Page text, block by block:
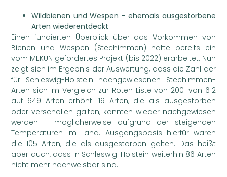
Wildbienen und Wespen – ehemals ausgestorbene
Arten wiederentdeckt
Einen fundierten Überblick über das Vorkommen von
Bienen und Wespen (Stechimmen) hatte bereits ein
vom MEKUN gefördertes Projekt (bis 2022) erarbeitet. Nun
zeigt sich im Ergebnis der Auswertung, dass die Zahl der
für Schleswig-Holstein nachgewiesenen Stechimmen-
Arten sich im Vergleich zur Roten Liste von 2001 von 612
auf 649 Arten erhöht. 19 Arten, die als ausgestorben
oder verschollen galten, konnten wieder nachgewiesen
werden – möglicherweise aufgrund der steigenden
Temperaturen im Land. Ausgangsbasis hierfür waren
die 105 Arten, die als ausgestorben galten. Das heißt
aber auch, dass in Schleswig-Holstein weiterhin 86 Arten
nicht mehr nachweisbar sind.